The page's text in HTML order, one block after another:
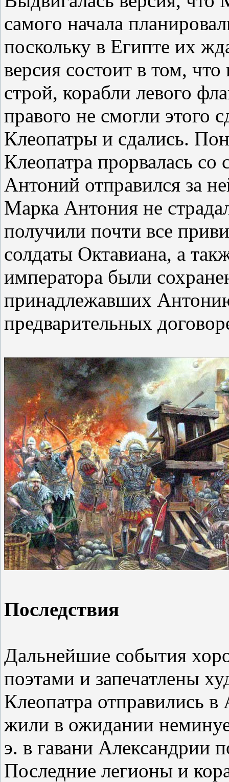
самого начала
поскольку в Египте их
версия состоит в том,
строй, корабли левого
правого не смогли этого
Клеопатры и сдались.
Клеопатра прорвалась
Антоний отправился за
Марка Антония не
получили почти все
солдаты Октавиана, а
императора были
принадлежавших
предварительных
Последствия
Дальнейшие события
поэтами и запечатлены
Клеопатра отправились
жили в ожидании
э. в гавани Александрии
Последние легионы и